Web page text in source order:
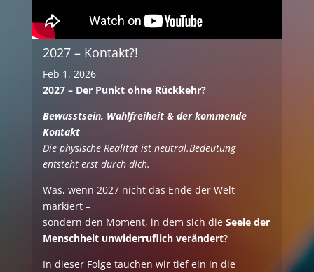
2027 – Kontakt?!
Feb 1, 2026
2027 – Der Punkt ohne Rückkehr?
Bewusstsein, Wahlfreiheit & der kommende
Kontakt
Die physische Realität ist neutral.Bedeutung
entsteht erst durch dich.
Was, wenn 2027 nicht das Ende der Welt
markiert –
sondern den Moment, in dem sich die Seele der
Menschheit unwiderruflich verändert?
In dieser Folge tauchen wir tief ein in die